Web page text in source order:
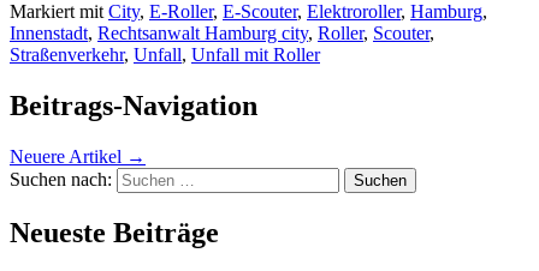
Markiert mit City, E-Roller, E-Scouter, Elektroroller, Hamburg,
Innenstadt, Rechtsanwalt Hamburg city, Roller, Scouter,
Straßenverkehr, Unfall, Unfall mit Roller
Beitrags-Navigation
Neuere Artikel →
Suchen nach:
Neueste Beiträge